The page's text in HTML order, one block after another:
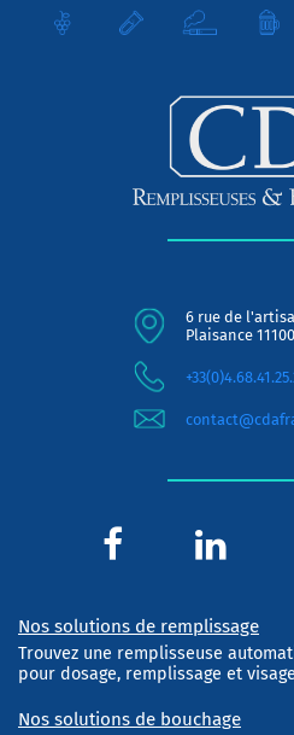
6 rue de
Plaisance
Nos solutions de remplissage
Trouvez une remplisseuse
pour dosage, remplissage et visage
Nos solutions de bouchage